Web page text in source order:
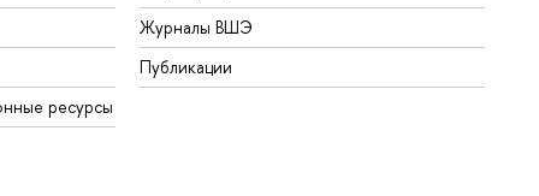
ресурсы
Журналы ВШЭ
Публикации